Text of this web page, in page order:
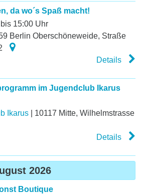
da wo´s Spaß macht!
15:00 Uhr
Berlin Oberschöneweide, Straße
Details
im Jugendclub Ikarus
Ikarus| 10117 Mitte, Wilhelmstrasse
Details
2026
Boutique